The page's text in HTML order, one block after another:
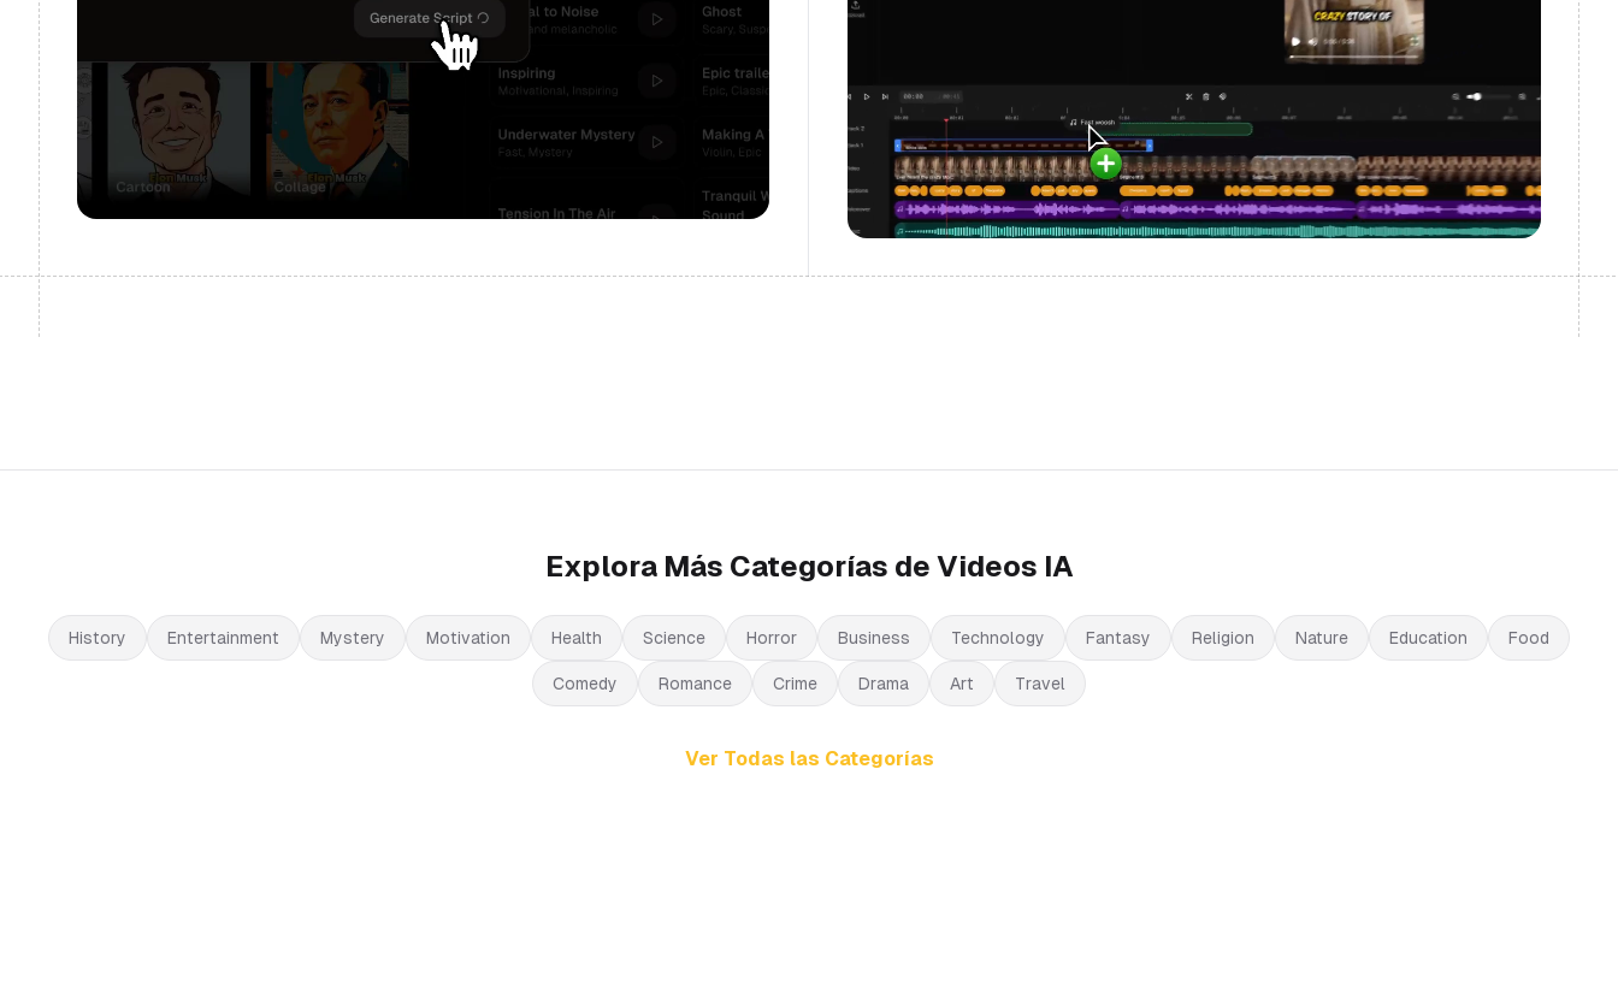
Explora Más Categorías de Videos IA
History Entertainment Mystery Motivation Health Science Horror Business Technology Fantasy Religion Nature Education Food
Comedy Romance Crime Drama Art Travel
Ver Todas las Categorías